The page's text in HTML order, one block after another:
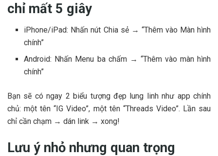
chỉ mất 5 giây
iPhone/iPad: Nhấn nút Chia sẻ → “Thêm vào Màn hình
chính”
Android: Nhấn Menu ba chấm → “Thêm vào màn hình
chính”
Bạn sẽ có ngay 2 biểu tượng đẹp lung linh như app chính
chủ: một tên “IG Video”, một tên “Threads Video”. Lần sau
chỉ cần chạm → dán link → xong!
Lưu ý nhỏ nhưng quan trọng